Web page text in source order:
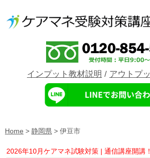
インプット教材説明 / アウトプ
Home > 静岡県 > 伊豆市
2026年10月ケアマネ試験対策 | 通信講座開講！